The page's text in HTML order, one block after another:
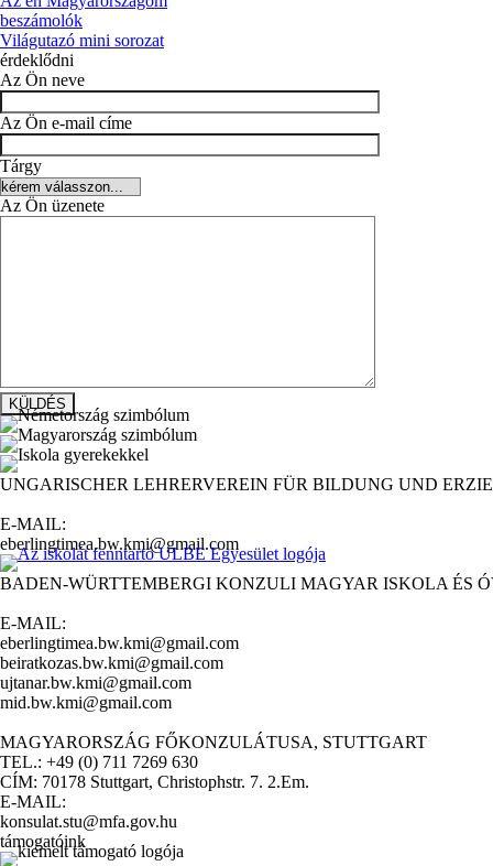
beszámolók
Világutazó mini sorozat
érdeklődni
Az Ön neve
Az Ön e-mail címe
Tárgy
Az Ön üzenete
UNGARISCHER LEHRERVEREIN FÜR BILDUNG UND
E-MAIL:
eberlingtimea.bw.kmi@gmail.com
BADEN-WÜRTTEMBERGI KONZULI MAGYAR ISKOLA ÉS
E-MAIL:
eberlingtimea.bw.kmi@gmail.com
beiratkozas.bw.kmi@gmail.com
ujtanar.bw.kmi@gmail.com
mid.bw.kmi@gmail.com
MAGYARORSZÁG FŐKONZULÁTUSA, STUTTGART
TEL.: +49 (0) 711 7269 630
CÍM: 70178 Stuttgart, Christophstr. 7. 2.Em.
E-MAIL:
konsulat.stu@mfa.gov.hu
támogatóink